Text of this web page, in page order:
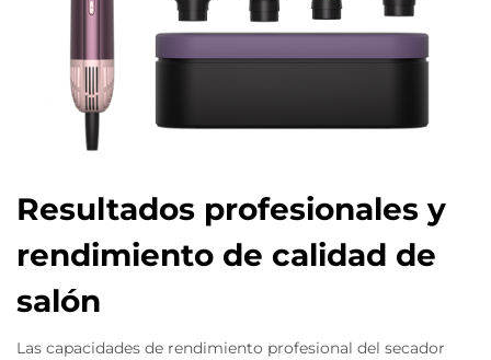
Resultados profesionales y
rendimiento de calidad de
salón
Las capacidades de rendimiento profesional del secador